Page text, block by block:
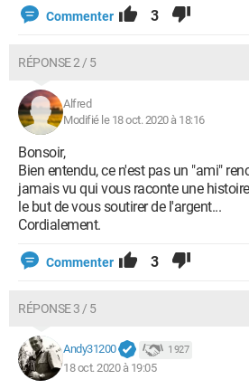
Commenter 3
RÉPONSE 2 / 5
Alfred
Modifié le 18 oct. 2020 à 18:16
Bonsoir,
Bien entendu, ce n'est pas un "ami"
jamais vu qui vous raconte une
le but de vous soutirer de l'argent...
Cordialement.
Commenter 3
RÉPONSE 3 / 5
Andy31200 1 927
18 oct. 2020 à 19:05